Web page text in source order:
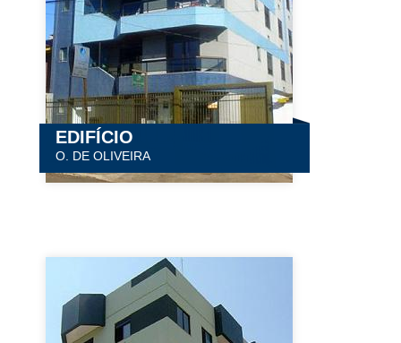
EDIFÍCIO
O. DE OLIVEIRA